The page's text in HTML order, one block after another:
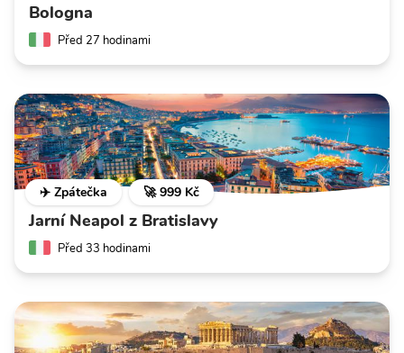
Bologna
Před 27 hodinami
✈️ Zpátečka 🚀 999 Kč
Jarní Neapol z Bratislavy
Před 33 hodinami